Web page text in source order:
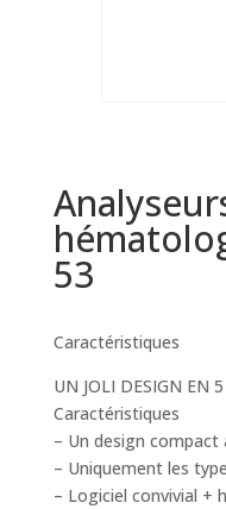
53
Caractéristiques
UN JOLI DESIGN EN
Caractéristiques
– Un design
– Uniquement les
– Logiciel convivial +